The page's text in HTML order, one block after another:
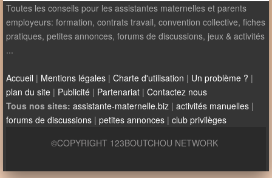
Toutes les conseils pour les assistantes maternelles et parents
employeurs: formation, contrats travail, convention collective, fiches
pratiques, petites annonces, forums de discussions, jeux & activités
...
Accueil | Mentions légales | Charte d'utilisation | Un problème ? |
plan du site | Publicité | Partenariat | Contactez nous
Tous nos sites: assistante-maternelle.biz | activités manuelles |
forums de discussions | petites annonces | club privilèges
©COPYRIGHT 123BOUTCHOU NETWORK